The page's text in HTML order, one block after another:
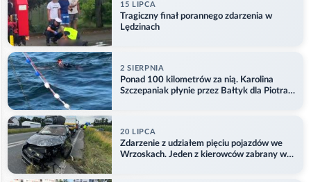
15 LIPCA
Tragiczny finał porannego zdarzenia w
Lędzinach
2 SIERPNIA
Ponad 100 kilometrów za nią. Karolina
Szczepaniak płynie przez Bałtyk dla Piotra.
20 LIPCA
Zdarzenie z udziałem pięciu pojazdów we
Wrzoskach. Jeden z kierowców zabrany w